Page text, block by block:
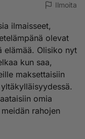
Ilmoita
ilmaisseet,
olevat
elämää. Olisiko nyt
kun saa,
maksettaisiin
omia
rahojen